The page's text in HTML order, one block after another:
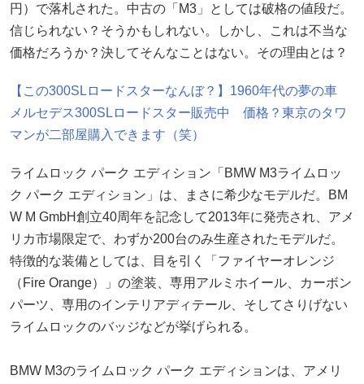
円）で落札された。中古の「M3」としては破格の値段だ。
信じられない？そうかもしれない。しかし、これは不当な
価格だろうか？決してそんなことはない。その理由とは？
【この300SLロードスターなんぼ？】1960年代の夢の車
メルセデス300SLロードスター販売中 価格？東京のタワ
マンが二部屋購入できます（笑）
ライムロック パーク エディション「BMW M3ライムロッ
ク パーク エディション」は、まさに希少なモデルだ。BM
W M GmbH創立40周年を記念して2013年に発売され、アメ
リカ市場限定で、わずか200台のみ生産されたモデルだ。
特徴的な装備としては、目を引く「ファイヤーオレンジ
（Fire Orange）」の塗装、専用アルミホイール、カーボン
パーツ、専用のインテリアディテール、そしてさりげない
ライムロックのバッジなどが挙げられる。
BMW M3のライムロック パーク エディションは、アメリ